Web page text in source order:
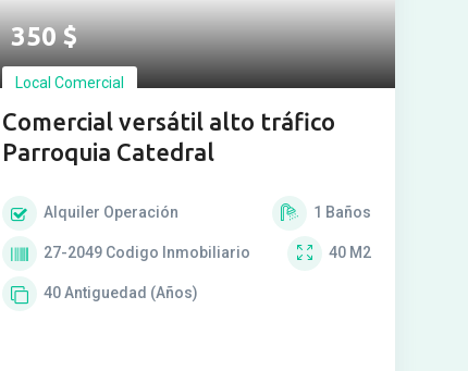
350$
Local Comercial
Comercial versátil alto tráfico
Parroquia Catedral
Alquiler Operación 1 Baños
27-2049 Codigo Inmobiliario 40 M2
40Antiguedad (Años)